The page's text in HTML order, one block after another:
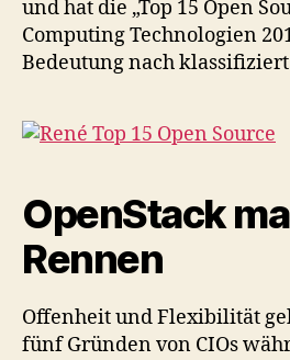
und hat die „Top 15 Open
Computing Technologien
Bedeutung nach
OpenStack
Rennen
Offenheit und Flexibilität
fünf Gründen von CIOs